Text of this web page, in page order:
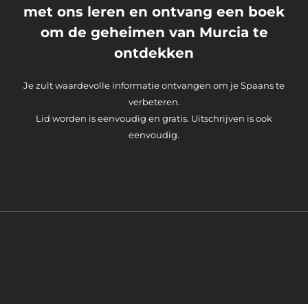
met ons leren en ontvang een boek
om de geheimen van Murcia te
ontdekken
Je zult waardevolle informatie ontvangen om je Spaans te
verbeteren.
Lid worden is eenvoudig en gratis. Uitschrijven is ook
eenvoudig.